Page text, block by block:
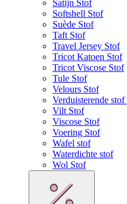
Satijn Stof
Softshell Stof
Suède Stof
Taft Stof
Travel Jersey Stof
Tricot Katoen Stof
Tricot Viscose Stof
Tule Stof
Velours Stof
Verduisterende
Vilt Stof
Viscose Stof
Voering Stof
Wafel stof
Waterdichte stof
Wol Stof